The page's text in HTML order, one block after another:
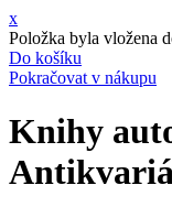
x
Položka byla vložena
Do košíku
Pokračovat v nákupu
Knihy